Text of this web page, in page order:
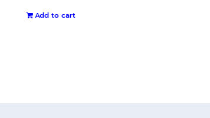
was:
Add to cart